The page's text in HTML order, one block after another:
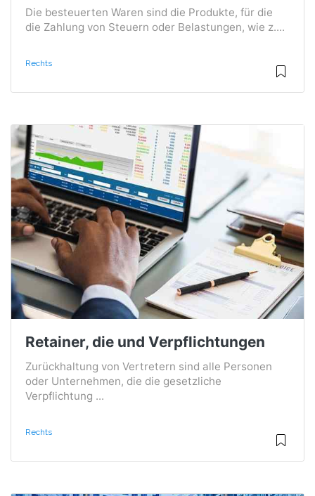
Die besteuerten Waren sind die Produkte, für die
die Zahlung von Steuern oder Belastungen, wie z....
Rechts
Retainer, die und Verpflichtungen
Zurückhaltung von Vertretern sind alle Personen
oder Unternehmen, die die gesetzliche
Verpflichtung ...
Rechts